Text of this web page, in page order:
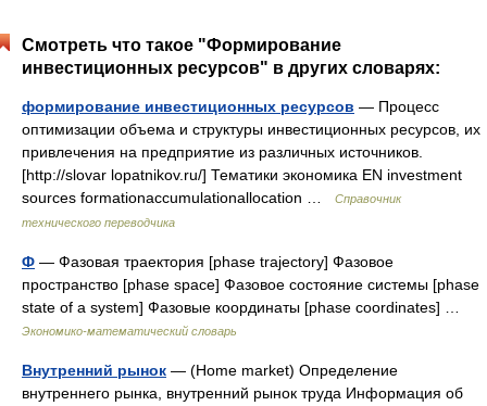
Смотреть что такое "Формирование
инвестиционных ресурсов" в других словарях:
формирование инвестиционных ресурсов — Процесс
оптимизации объема и структуры инвестиционных ресурсов, их
привлечения на предприятие из различных источников.
[http://slovar lopatnikov.ru/] Тематики экономика EN investment
sources formationaccumulationallocation …
Справочник
технического переводчика
Ф — Фазовая траектория [phase trajectory] Фазовое
пространство [phase space] Фазовое состояние системы [phase
state of a system] Фазовые координаты [phase coordinates] …
Экономико-математический словарь
Внутренний рынок — (Home market) Определение
внутреннего рынка, внутренний рынок труда Информация об